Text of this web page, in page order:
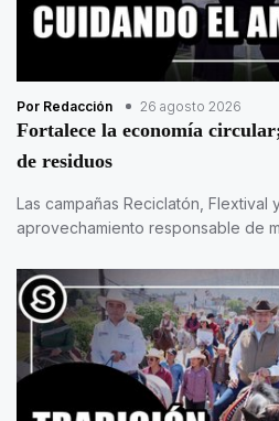
Por Redacción 26 agosto 2026
Fortalece la economía
de residuos
Las campañas Reciclatón, Flextival
aprovechamiento responsable de